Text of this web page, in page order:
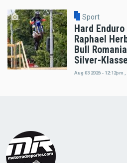
Sport
Hard
Raphael
Bull
Silver-Klasse
Aug 03 2026 - 12:12pm